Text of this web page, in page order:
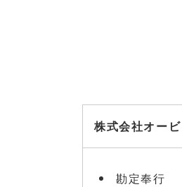
株式会社オー
勘定奉行